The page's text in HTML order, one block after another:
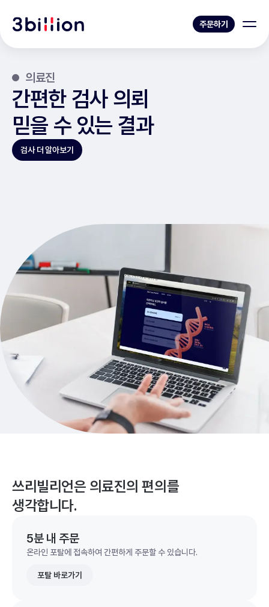
주문하기
의료진
간편한 검사 의뢰
믿을 수 있는 결과
검사 더 알아보기
쓰리빌리언은 의료진의 편의를
생각합니다.
5분 내 주문
온라인 포탈에 접속하여 간편하게 주문할 수 있습니다.
포탈 바로가기